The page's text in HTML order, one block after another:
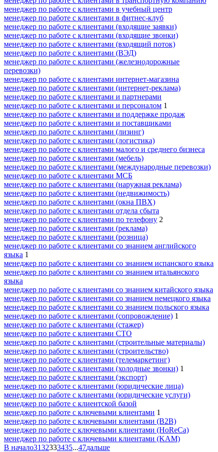
менеджер по работе с клиентами в учебный центр
менеджер по работе с клиентами в фитнес-клуб
менеджер по работе с клиентами (входящие заявки)
менеджер по работе с клиентами (входящие звонки)
менеджер по работе с клиентами (входящий поток)
менеджер по работе с клиентами (ВЭД)
менеджер по работе с клиентами (железнодорожные
перевозки)
менеджер по работе с клиентами интернет-магазина
менеджер по работе с клиентами (интернет-реклама)
менеджер по работе с клиентами и партнерами
менеджер по работе с клиентами и персоналом 1
менеджер по работе с клиентами и поддержке продаж
менеджер по работе с клиентами и поставщиками
менеджер по работе с клиентами (лизинг)
менеджер по работе с клиентами (логистика)
менеджер по работе с клиентами малого и среднего бизнеса
менеджер по работе с клиентами (мебель)
менеджер по работе с клиентами (международные перевозки)
менеджер по работе с клиентами МСБ
менеджер по работе с клиентами (наружная реклама)
менеджер по работе с клиентами (недвижимость)
менеджер по работе с клиентами (окна ПВХ)
менеджер по работе с клиентами отдела сбыта
менеджер по работе с клиентами по телефону 2
менеджер по работе с клиентами (реклама)
менеджер по работе с клиентами (розница)
менеджер по работе с клиентами со знанием английского
языка 1
менеджер по работе с клиентами со знанием испанского языка
менеджер по работе с клиентами со знанием итальянского
языка
менеджер по работе с клиентами со знанием китайского языка
менеджер по работе с клиентами со знанием немецкого языка
менеджер по работе с клиентами со знанием польского языка
менеджер по работе с клиентами (сопровождение) 1
менеджер по работе с клиентами (стажер)
менеджер по работе с клиентами СТО
менеджер по работе с клиентами (строительные материалы)
менеджер по работе с клиентами (строительство)
менеджер по работе с клиентами (телемаркетинг)
менеджер по работе с клиентами (холодные звонки) 1
менеджер по работе с клиентами (экспорт)
менеджер по работе с клиентами (юридические лица)
менеджер по работе с клиентами (юридические услуги)
менеджер по работе с клиентской базой
менеджер по работе с ключевыми клиентами 1
менеджер по работе с ключевыми клиентами (B2B)
менеджер по работе с ключевыми клиентами (HoReCa)
менеджер по работе с ключевыми клиентами (KAM)
В начало3132333435...47дальше